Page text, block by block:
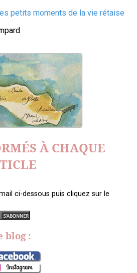
petits moments de la vie rétaise
À CHAQUE
ci-dessous puis cliquez sur le
blog :